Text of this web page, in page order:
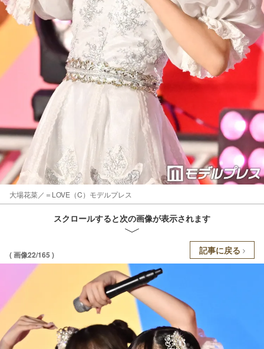
大場花菜／＝LOVE（C）モデルプレス
スクロールすると次の画像が表示されます
( 画像22/165 ) 記事に戻る